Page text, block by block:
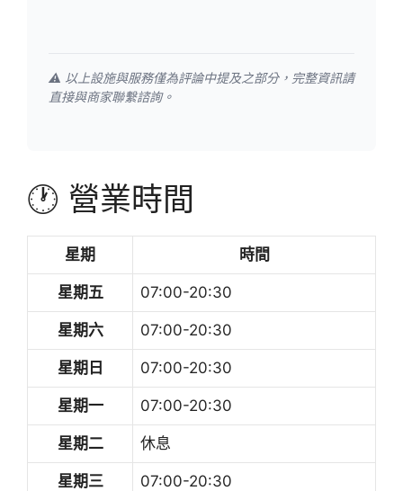
⚠️ 以上設施與服務僅為評論中提及之部分，完整資訊請
直接與商家聯繫諮詢。
🕐 營業時間
星期 時間
星期五 07:00-20:30
星期六 07:00-20:30
星期日 07:00-20:30
星期一 07:00-20:30
星期二 休息
星期三 07:00-20:30